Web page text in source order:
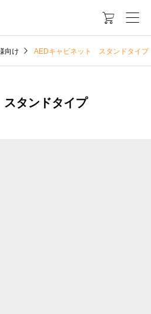

向け AEDキャビネット スタンドタイプ
タンドタイプ